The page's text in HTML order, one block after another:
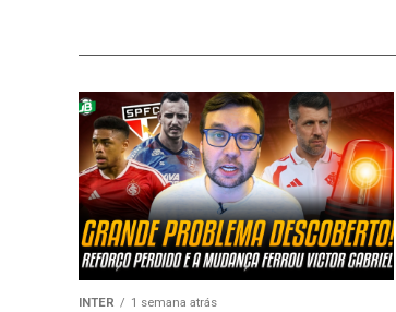
INTER 1 semana atrás